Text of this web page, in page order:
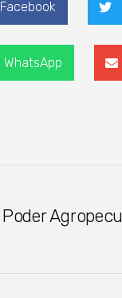
Facebook
WhatsApp
Poder